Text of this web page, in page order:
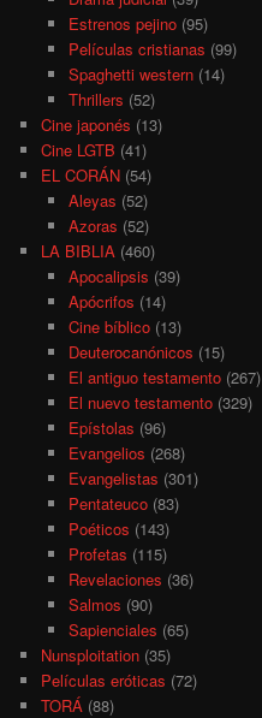
Estrenos pejino(95)
Películas cristianas (99)
Spaghetti western(14)
Thrillers (52)
Cine japonés (13)
Cine LGTB (41)
EL CORÁN (54)
Aleyas (52)
Azoras (52)
LA BIBLIA (460)
Apocalipsis (39)
Apócrifos (14)
Cine bíblico(13)
Deuterocanónicos (15)
El antiguo testamento(267)
El nuevo testamento(329)
Epístolas (96)
Evangelios (268)
Evangelistas (301)
Pentateuco(83)
Poéticos (143)
Profetas (115)
Revelaciones (36)
Salmos (90)
Sapienciales (65)
Nunsploitation (35)
Películas eróticas (72)
TORÁ (88)